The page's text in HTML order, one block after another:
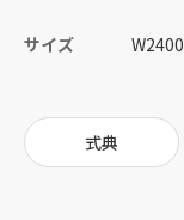
サイズ W2400
式典